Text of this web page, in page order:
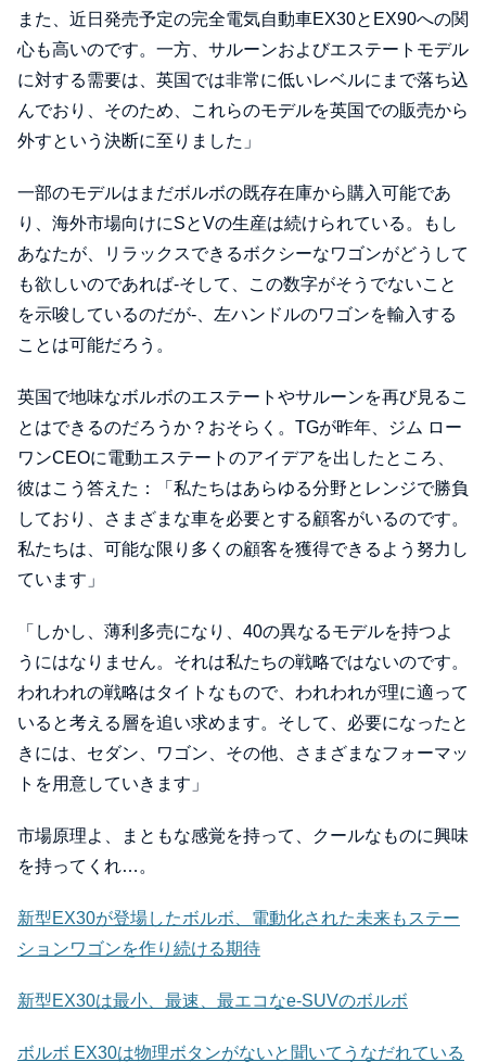
また、近日発売予定の完全電気自動車EX30とEX90への関
心も高いのです。一方、サルーンおよびエステートモデル
に対する需要は、英国では非常に低いレベルにまで落ち込
んでおり、そのため、これらのモデルを英国での販売から
外すという決断に至りました」
一部のモデルはまだボルボの既存在庫から購入可能であ
り、海外市場向けにSとVの生産は続けられている。もし
あなたが、リラックスできるボクシーなワゴンがどうして
も欲しいのであれば-そして、この数字がそうでないこと
を示唆しているのだが-、左ハンドルのワゴンを輸入する
ことは可能だろう。
英国で地味なボルボのエステートやサルーンを再び見るこ
とはできるのだろうか？おそらく。TGが昨年、ジム ロー
ワンCEOに電動エステートのアイデアを出したところ、
彼はこう答えた：「私たちはあらゆる分野とレンジで勝負
しており、さまざまな車を必要とする顧客がいるのです。
私たちは、可能な限り多くの顧客を獲得できるよう努力し
ています」
「しかし、薄利多売になり、40の異なるモデルを持つよ
うにはなりません。それは私たちの戦略ではないのです。
われわれの戦略はタイトなもので、われわれが理に適って
いると考える層を追い求めます。そして、必要になったと
きには、セダン、ワゴン、その他、さまざまなフォーマッ
トを用意していきます」
市場原理よ、まともな感覚を持って、クールなものに興味
を持ってくれ…。
新型EX30が登場したボルボ、電動化された未来もステー
ションワゴンを作り続ける期待
新型EX30は最小、最速、最エコなe-SUVのボルボ
ボルボ EX30は物理ボタンがないと聞いてうなだれている